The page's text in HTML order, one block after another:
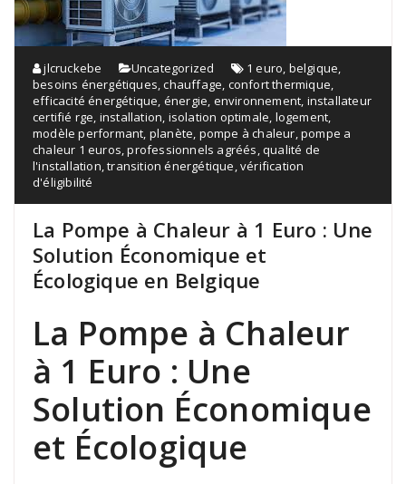
jlcruckebe Uncategorized 1 euro belgique
besoins énergétiques ,chauffage confort thermique
efficacité énergétique énergie environnement installateur
certifié rge installation isolation optimale logement
modèle performant planète pompe à chaleur ,pompe a
chaleur 1 euros ,professionnels agréés ,qualité de
l'installation ,transition énergétique ,vérification
d'éligibilité
La Pompe à Chaleur à 1 Euro : Une
Solution Économique et
Écologique en Belgique
La Pompe à Chaleur
à 1 Euro : Une
Solution Économique
et Écologique